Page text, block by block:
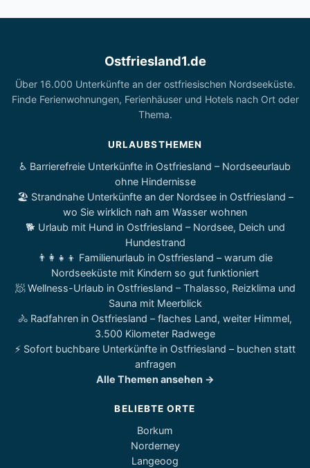
Ostfriesland1.de
Über 16.000 Unterkünfte an der ostfriesischen Nordseeküste.
Finde Ferienwohnungen, Ferienhäuser und Hotels nach Ort oder
Thema.
URLAUBSTHEMEN
♿ Barrierefreie Unterkünfte in Ostfriesland – Nordseeurlaub
ohne Hindernisse
🏖️ Strandnahe Unterkünfte an der Nordsee in Ostfriesland –
wo Sie wirklich nah am Wasser wohnen
🐕 Urlaub mit Hund in Ostfriesland – Nordsee, Deich und
Hundestrand
👨‍👩‍👧‍👦 Familienurlaub in Ostfriesland – warum die
Nordseeküste mit Kindern so gut funktioniert
🧖 Wellness-Urlaub in Ostfriesland – Thalasso, Reizklima und
Sauna mit Meerblick
🚴 Radfahren in Ostfriesland – flaches Land, weiter Himmel,
3.500 Kilometer Radwege
⚡ Sofort buchbare Unterkünfte in Ostfriesland – buchen statt
anfragen
Alle Themen ansehen →
BELIEBTE ORTE
Borkum
Norderney
Langeoog